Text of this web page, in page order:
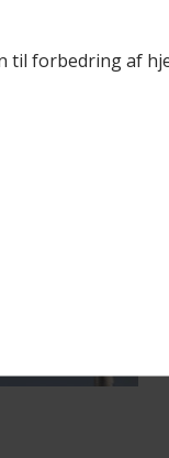
forbedring af